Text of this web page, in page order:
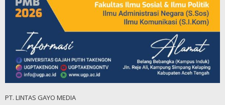
PT. LINTAS GAYO MEDIA